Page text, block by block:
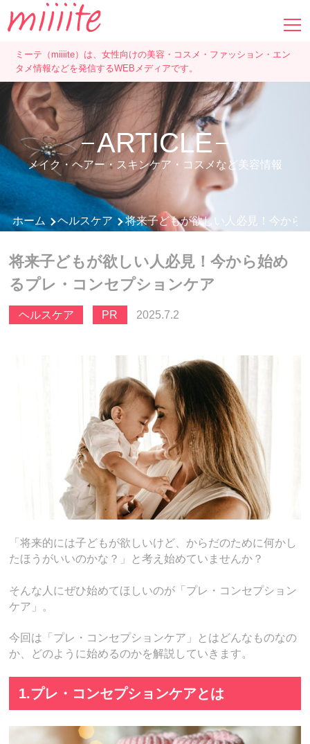
ミーテ（miiiite）は、女性向けの美容・コスメ・ファッション・エン
タメ情報などを発信するWEBメディアです。
ARTICLE
メイク・ヘアー・スキンケア・コスメなど美容情報
ホーム ヘルスケア 将来子どもが欲しい人必見！今から
将来子どもが欲しい人必見！今から始め
るプレ・コンセプションケア
ヘルスケア PR 2025.7.2
「将来的には子どもが欲しいけど、からだのために何かし
たほうがいいのかな？」と考え始めていませんか？
そんな人にぜひ始めてほしいのが「プレ・コンセプション
ケア」。
今回は「プレ・コンセプションケア」とはどんなものなの
か、どのように始めるのかを解説していきます。
1.プレ・コンセプションケアとは